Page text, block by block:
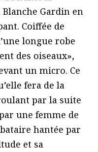
Gardin en
Coiffée de
longue robe
des oiseaux»,
un micro. Ce
fera de la
par la suite
une femme de
hantée par
et sa